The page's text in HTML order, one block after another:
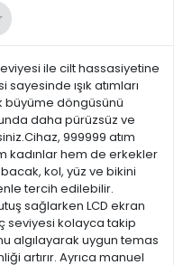
ile cilt hassasiyetine
ışık atımları
büyüme döngüsünü
daha pürüzsüz ve
999999 atım
kadınlar hem de erkekler
kol, yüz ve bikini
tercih edilebilir.
sağlarken LCD ekran
seviyesi kolayca takip
algılayarak uygun temas
artırır. Ayrıca manuel